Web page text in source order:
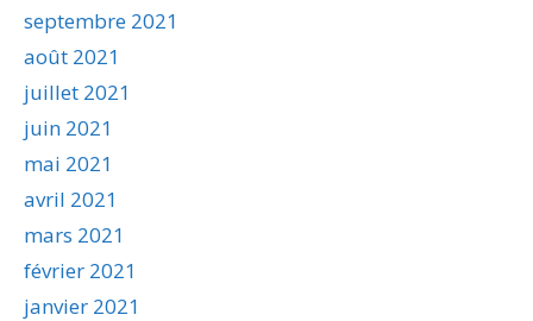
septembre 2021
août 2021
juillet 2021
juin 2021
mai 2021
avril 2021
mars 2021
février 2021
janvier 2021